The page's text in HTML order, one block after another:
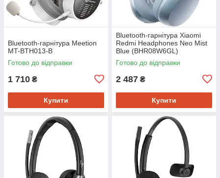
Bluetooth-гарнітура Meetion
MT-BTH013-B
Готово до відправки
1 710 ₴
Купити
Bluetooth-гарнітура Xiaomi
Redmi Headphones Neo Mist
Blue (BHR08W6GL)
Готово до відправки
2 487 ₴
Купити